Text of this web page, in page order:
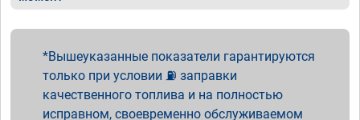
Вышеуказанные показатели гарантируются
только при условии ⛽ заправки
качественного топлива и на полностью
исправном, своевременно обслуживаемом